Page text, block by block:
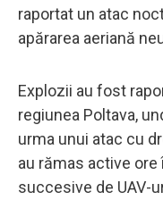
raportat un atac
apărarea aeriană
Explozii au fost
regiunea Poltava,
urma unui atac cu
au rămas active
succesive de UAV-